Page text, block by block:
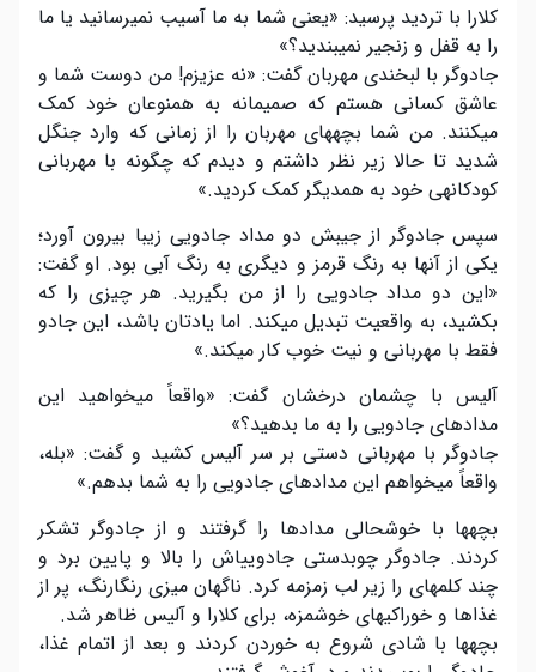
کلارا با تردید پرسید: «یعنی شما به ما آسیب نمیرسانید یا ما
را به قفل و زنجیر نمیبندید؟»
جادوگر با لبخندی مهربان گفت: «نه عزیزم! من دوست شما و
عاشق کسانی هستم که صمیمانه به همنوعان خود کمک
میکنند. من شما بچههای مهربان را از زمانی که وارد جنگل
شدید تا حالا زیر نظر داشتم و دیدم که چگونه با مهربانی
کودکانهی خود به همدیگر کمک کردید.»
سپس جادوگر از جیبش دو مداد جادویی زیبا بیرون آورد؛
یکی از آنها به رنگ قرمز و دیگری به رنگ آبی بود. او گفت:
«این دو مداد جادویی را از من بگیرید. هر چیزی را که
بکشید، به واقعیت تبدیل میکند. اما یادتان باشد، این جادو
فقط با مهربانی و نیت خوب کار میکند.»
آلیس با چشمان درخشان گفت: «واقعاً میخواهید این
مدادهای جادویی را به ما بدهید؟»
جادوگر با مهربانی دستی بر سر آلیس کشید و گفت: «بله،
واقعاً میخواهم این مدادهای جادویی را به شما بدهم.»
بچهها با خوشحالی مدادها را گرفتند و از جادوگر تشکر
کردند. جادوگر چوبدستی جادوییاش را بالا و پایین برد و
چند کلمهای را زیر لب زمزمه کرد. ناگهان میزی رنگارنگ، پر از
غذاها و خوراکیهای خوشمزه، برای کلارا و آلیس ظاهر شد.
بچهها با شادی شروع به خوردن کردند و بعد از اتمام غذا،